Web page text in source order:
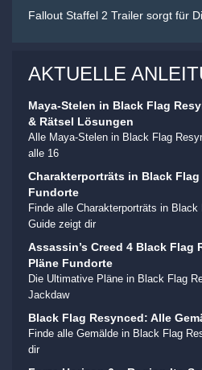
Fallout Staffel 2 Trailer sorgt für
AKTUELLE
Maya-Stelen in Black Flag
& Rätsel Lösungen
Alle Maya-Stelen in Black Flag
alle 16
Charakterporträts in Black Flag
Fundorte
Finde alle Charakterporträts in
Guide zeigt dir
Assassin’s Creed 4 Black Flag
Pläne Fundorte
Die Ultimative Pläne in Black Flag
Jackdaw
Black Flag Resynced: Alle
Finde alle Gemälde in Black Flag
dir